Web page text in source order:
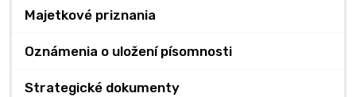
Majetkové priznania
Oznámenia o uložení písomnosti
Strategické dokumenty